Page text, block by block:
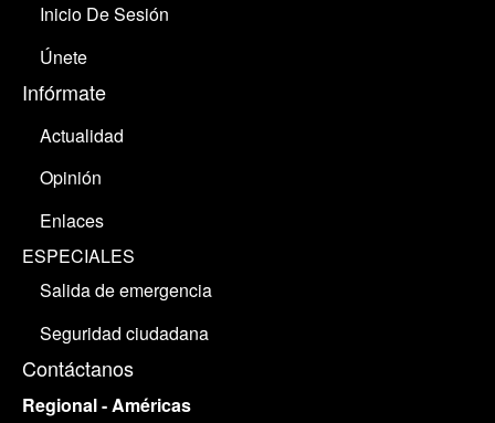
Inicio De Sesión
Únete
Infórmate
Actualidad
Opinión
Enlaces
ESPECIALES
Salida de emergencia
Seguridad ciudadana
Contáctanos
Regional - Américas